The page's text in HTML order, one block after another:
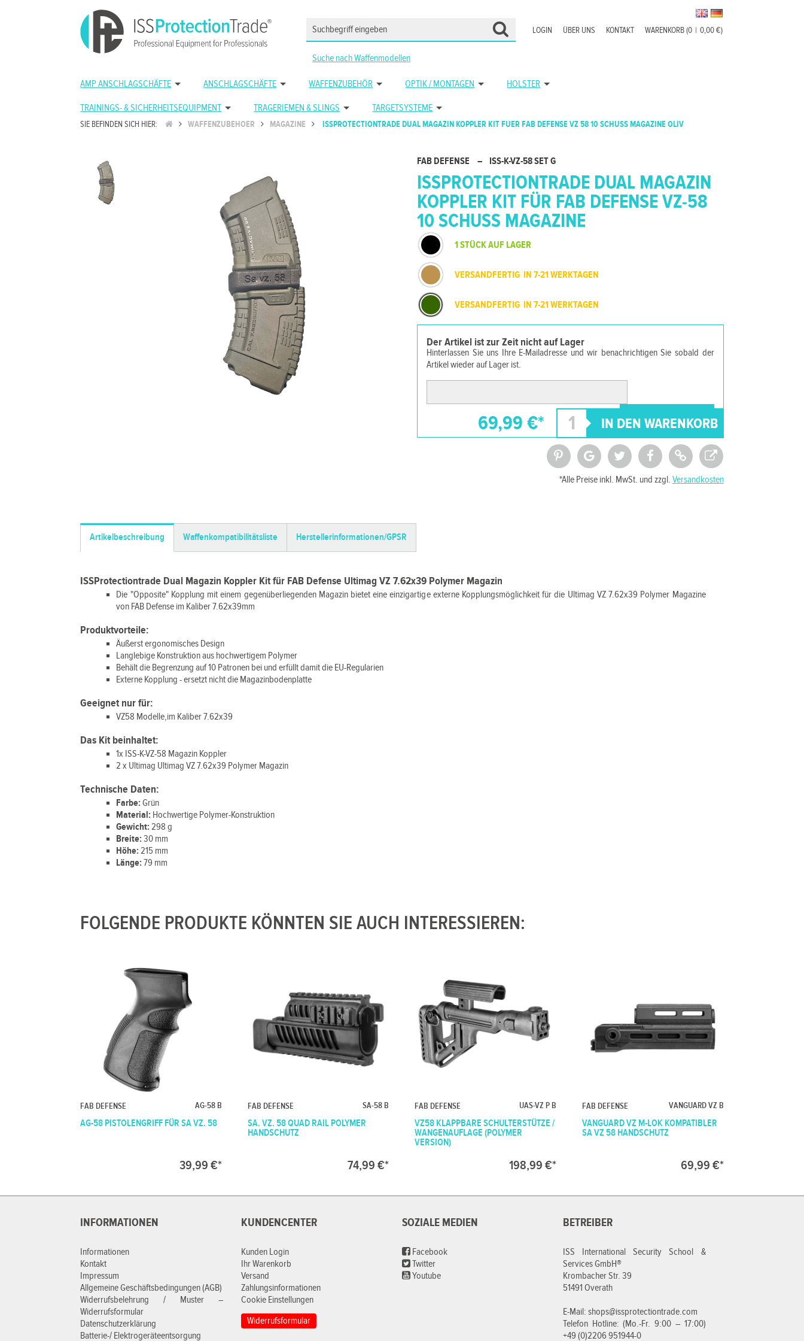
WARENKORB (0 | 0,00 €)
KONTAKT
ÜBER UNS
LOGIN
Suche nach Waffenmodellen
AMP ANSCHLAGSCHÄFTE ANSCHLAGSCHÄFTE WAFFENZUBEHÖR OPTIK / MONTAGEN HOLSTER
TRAININGS- & SICHERHEITSEQUIPMENT TRAGERIEMEN & SLINGS TARGETSYSTEME
SIE BEFINDEN SICH HIER: WAFFENZUBEHOER MAGAZINE ISSPROTECTIONTRADE DUAL MAGAZIN KOPPLER KIT FUER FAB DEFENSE VZ 58 10 SCHUSS MAGAZINE OLIV
FAB DEFENSE – ISS-K-VZ-58 SET G
ISSPROTECTIONTRADE DUAL MAGAZIN
KOPPLER KIT FÜR FAB DEFENSE VZ-58
10 SCHUSS MAGAZINE
1 STÜCK AUF LAGER
VERSANDFERTIG IN 7-21 WERKTAGEN
VERSANDFERTIG IN 7-21 WERKTAGEN
Der Artikel ist zur Zeit nicht auf Lager
Hinterlassen Sie uns Ihre E-Mailadresse und wir benachrichtigen Sie sobald der
Artikel wieder auf Lager ist.
69,99 €*
*Alle Preise inkl. MwSt. und zzgl. Versandkosten
Artikelbeschreibung Waffenkompatibilitätsliste Herstellerinformationen/GPSR
ISSProtectiontrade Dual Magazin Koppler Kit für FAB Defense Ultimag VZ 7.62x39 Polymer Magazin
Die "Opposite" Kopplung mit einem gegenüberliegenden Magazin bietet eine einzigartige externe Kopplungsmöglichkeit für die Ultimag VZ 7.62x39 Polymer Magazine
von FAB Defense im Kaliber 7.62x39mm
Produktvorteile:
Äußerst ergonomisches Design
Langlebige Konstruktion aus hochwertigem Polymer
Behält die Begrenzung auf 10 Patronen bei und erfüllt damit die EU-Regularien
Externe Kopplung - ersetzt nicht die Magazinbodenplatte
Geeignet nur für:
VZ58 Modelle,im Kaliber 7.62x39
Das Kit beinhaltet:
1x ISS-K-VZ-58 Magazin Koppler
2 x Ultimag Ultimag VZ 7.62x39 Polymer Magazin
Technische Daten:
Farbe:Grün
Material: Hochwertige Polymer-Konstruktion
Gewicht:298 g
Breite:30 mm
Höhe:215 mm
Länge:79 mm
FOLGENDE PRODUKTE KÖNNTEN SIE AUCH INTERESSIEREN:
FAB DEFENSE AG-58 B
AG-58 PISTOLENGRIFF FÜR SA VZ. 58
39,99 €*
FAB DEFENSE SA-58 B
SA. VZ. 58 QUAD RAIL POLYMER
HANDSCHUTZ
74,99 €*
FAB DEFENSE UAS-VZ P B
VZ58 KLAPPBARE SCHULTERSTÜTZE /
WANGENAUFLAGE (POLYMER
VERSION)
198,99 €*
FAB DEFENSE VANGUARD VZ B
VANGUARD VZ M-LOK KOMPATIBLER
SA VZ 58 HANDSCHUTZ
69,99 €*
INFORMATIONEN
Informationen
Kontakt
Impressum
Allgemeine Geschäftsbedingungen (AGB)
Widerrufsbelehrung / Muster –
Widerrufsformular
Datenschutzerklärung
Batterie-/ Elektrogeräteentsorgung
KUNDENCENTER
Kunden Login
Ihr Warenkorb
Versand
Zahlungsinformationen
Cookie Einstellungen
Widerrufsformular
SOZIALE MEDIEN
Facebook
Twitter
Youtube
BETREIBER
ISS International Security School &
Services GmbH®
Krombacher Str. 39
51491 Overath
E-Mail: shops@issprotectiontrade.com
Telefon Hotline: (Mo.-Fr. 9:00 – 17:00)
+49 (0)2206 951944-0